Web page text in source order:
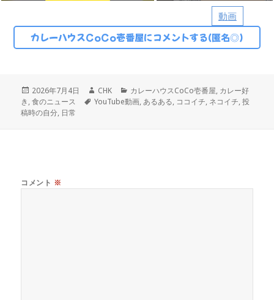
動画
カレーハウスCoCo壱番屋にコメントする(匿名◎)
投
稿
日:
2026年7月4日
作
成
CHK
カ
テ
カレーハウスCoCo壱番屋, カレー好
き,食のニュース
タ
YouTube動画,あるある, ココイチ, ネコイチ,投
稿時の自分, 日常
コメント ※